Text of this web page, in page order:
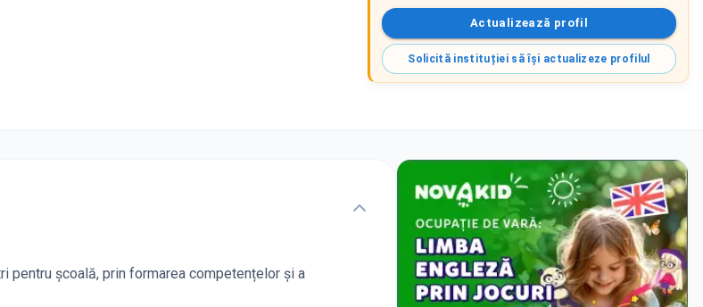
Actualizează profil
Solicită instituției să își actualizeze profilul
pentru școală, prin formarea competențelor și a